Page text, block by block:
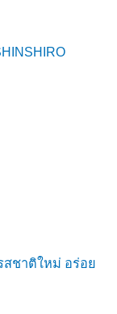
สชาติใหม่ อร่อย